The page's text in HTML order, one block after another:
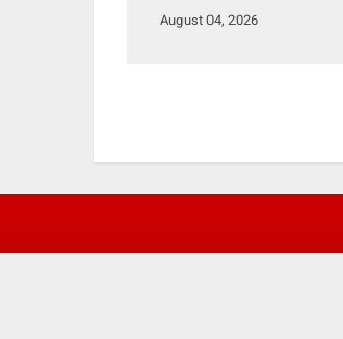
Agenda Semarak HUT
August 04, 2026